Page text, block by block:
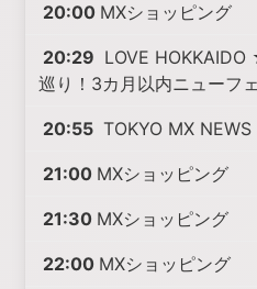
20:00 MXショッピング
20:29 LOVE
巡り！3カ月以内ニューフ
20:55 TOKYO MX NEWS
21:00 MXショッピング
21:30 MXショッピング
22:00 MXショッピング